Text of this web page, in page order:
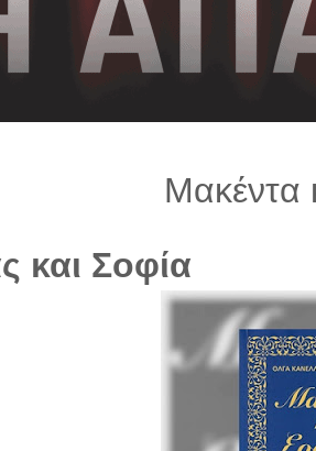
Μακέντα
και Σοφία